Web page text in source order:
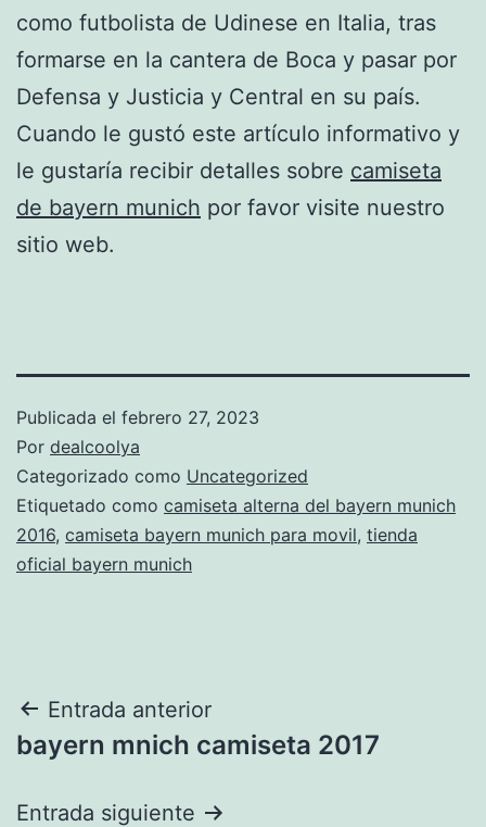
como futbolista de Udinese en Italia, tras
formarse en la cantera de Boca y pasar por
Defensa y Justicia y Central en su país.
Cuando le gustó este artículo informativo y
le gustaría recibir detalles sobre camiseta
de bayern munich por favor visite nuestro
sitio web.
Publicada el febrero 27, 2023
Por dealcoolya
Categorizado como Uncategorized
Etiquetado como camiseta alterna del bayern munich
2016, camiseta bayern munich para movil, tienda
oficial bayern munich
Navegación
de
entradas
Entrada anterior
bayern mnich camiseta 2017
Entrada siguiente